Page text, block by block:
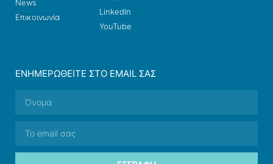
News
Επικοινωνία
LinkedIn
YouTube
ΕΝΗΜΕΡΩΘΕΊΤΕ ΣΤΟ EMAIL ΣΑΣ